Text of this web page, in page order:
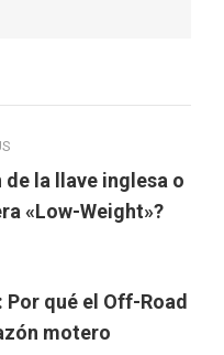
de la llave inglesa o
«Low-Weight»?
qué el Off-Road
motero